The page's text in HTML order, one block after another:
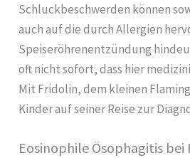
Schluckbeschwerden können
auch auf die durch Allergien
Speiseröhrenentzündung
oft nicht sofort, dass hier
Mit Fridolin, dem kleinen
Kinder auf seiner Reise zur
Eosinophile Ösophagitis bei